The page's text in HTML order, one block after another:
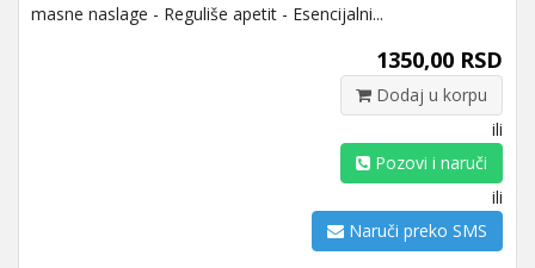
masne naslage - Reguliše apetit - Esencijalni...
1350,00 RSD
Dodaj u korpu
ili
Pozovi i naruči
ili
Naruči preko SMS